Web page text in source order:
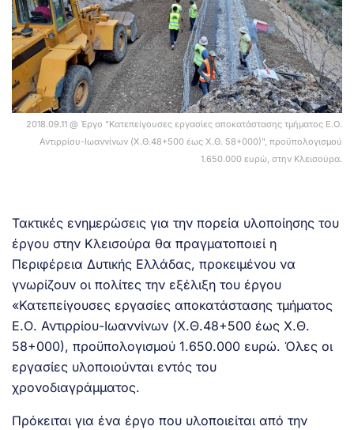
2018.09.11 @ Έργο "Κατεπείγουσες εργασίες αποκατάστασης τμήματος Ε.Ο.
Αντιρρίου-Ιωαννίνων (Χ.Θ.48+500 έως Χ.Θ. 58+000)", προϋπολογισμού
1.650.000 ευρώ, στην Κλεισούρα.
Τακτικές ενημερώσεις για την πορεία υλοποίησης του
έργου στην Κλεισούρα θα πραγματοποιεί η
Περιφέρεια Δυτικής Ελλάδας, προκειμένου να
γνωρίζουν οι πολίτες την εξέλιξη του έργου
«Κατεπείγουσες εργασίες αποκατάστασης τμήματος
Ε.Ο. Αντιρρίου-Ιωαννίνων (Χ.Θ.48+500 έως Χ.Θ.
58+000), προϋπολογισμού 1.650.000 ευρώ. Όλες οι
εργασίες υλοποιούνται εντός του
χρονοδιαγράμματος.
Πρόκειται για ένα έργο που υλοποιείται από την